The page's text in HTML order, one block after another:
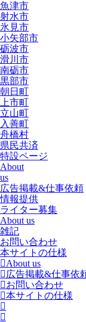
魚津市
射水市
氷見市
小矢部市
砺波市
滑川市
南砺市
黒部市
朝日町
上市町
立山町
入善町
舟橋村
県民共済
特設ページ
About
us
広告掲載&仕事依頼
情報提供
ライター募集
About us
雑記
お問い合わせ
本サイトの仕様
About us
広告掲載&仕事依
お問い合わせ
本サイトの仕様